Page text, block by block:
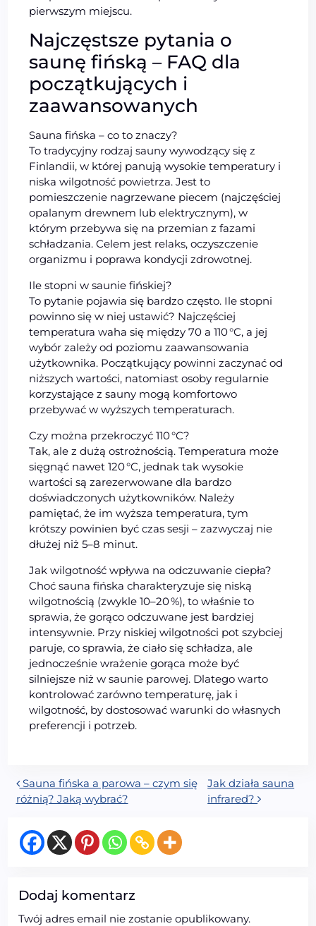
pierwszym miejscu.
Najczęstsze pytania o
saunę fińską – FAQ dla
początkujących i
zaawansowanych
Sauna fińska – co to znaczy?
To tradycyjny rodzaj sauny wywodzący się z
Finlandii, w której panują wysokie temperatury i
niska wilgotność powietrza. Jest to
pomieszczenie nagrzewane piecem (najczęściej
opalanym drewnem lub elektrycznym), w
którym przebywa się na przemian z fazami
schładzania. Celem jest relaks, oczyszczenie
organizmu i poprawa kondycji zdrowotnej.
Ile stopni w saunie fińskiej?
To pytanie pojawia się bardzo często. Ile stopni
powinno się w niej ustawić? Najczęściej
temperatura waha się między 70 a 110 °C, a jej
wybór zależy od poziomu zaawansowania
użytkownika. Początkujący powinni zaczynać od
niższych wartości, natomiast osoby regularnie
korzystające z sauny mogą komfortowo
przebywać w wyższych temperaturach.
Czy można przekroczyć 110 °C?
Tak, ale z dużą ostrożnością. Temperatura może
sięgnąć nawet 120 °C, jednak tak wysokie
wartości są zarezerwowane dla bardzo
doświadczonych użytkowników. Należy
pamiętać, że im wyższa temperatura, tym
krótszy powinien być czas sesji – zazwyczaj nie
dłużej niż 5–8 minut.
Jak wilgotność wpływa na odczuwanie ciepła?
Choć sauna fińska charakteryzuje się niską
wilgotnością (zwykle 10–20 %), to właśnie to
sprawia, że gorąco odczuwane jest bardziej
intensywnie. Przy niskiej wilgotności pot szybciej
paruje, co sprawia, że ciało się schładza, ale
jednocześnie wrażenie gorąca może być
silniejsze niż w saunie parowej. Dlatego warto
kontrolować zarówno temperaturę, jak i
wilgotność, by dostosować warunki do własnych
preferencji i potrzeb.
Nawigacja wpisu
Sauna fińska a parowa – czym się
różnią? Jaką wybrać?
Jak działa sauna
infrared?
Dodaj komentarz
Twój adres email nie zostanie opublikowany.